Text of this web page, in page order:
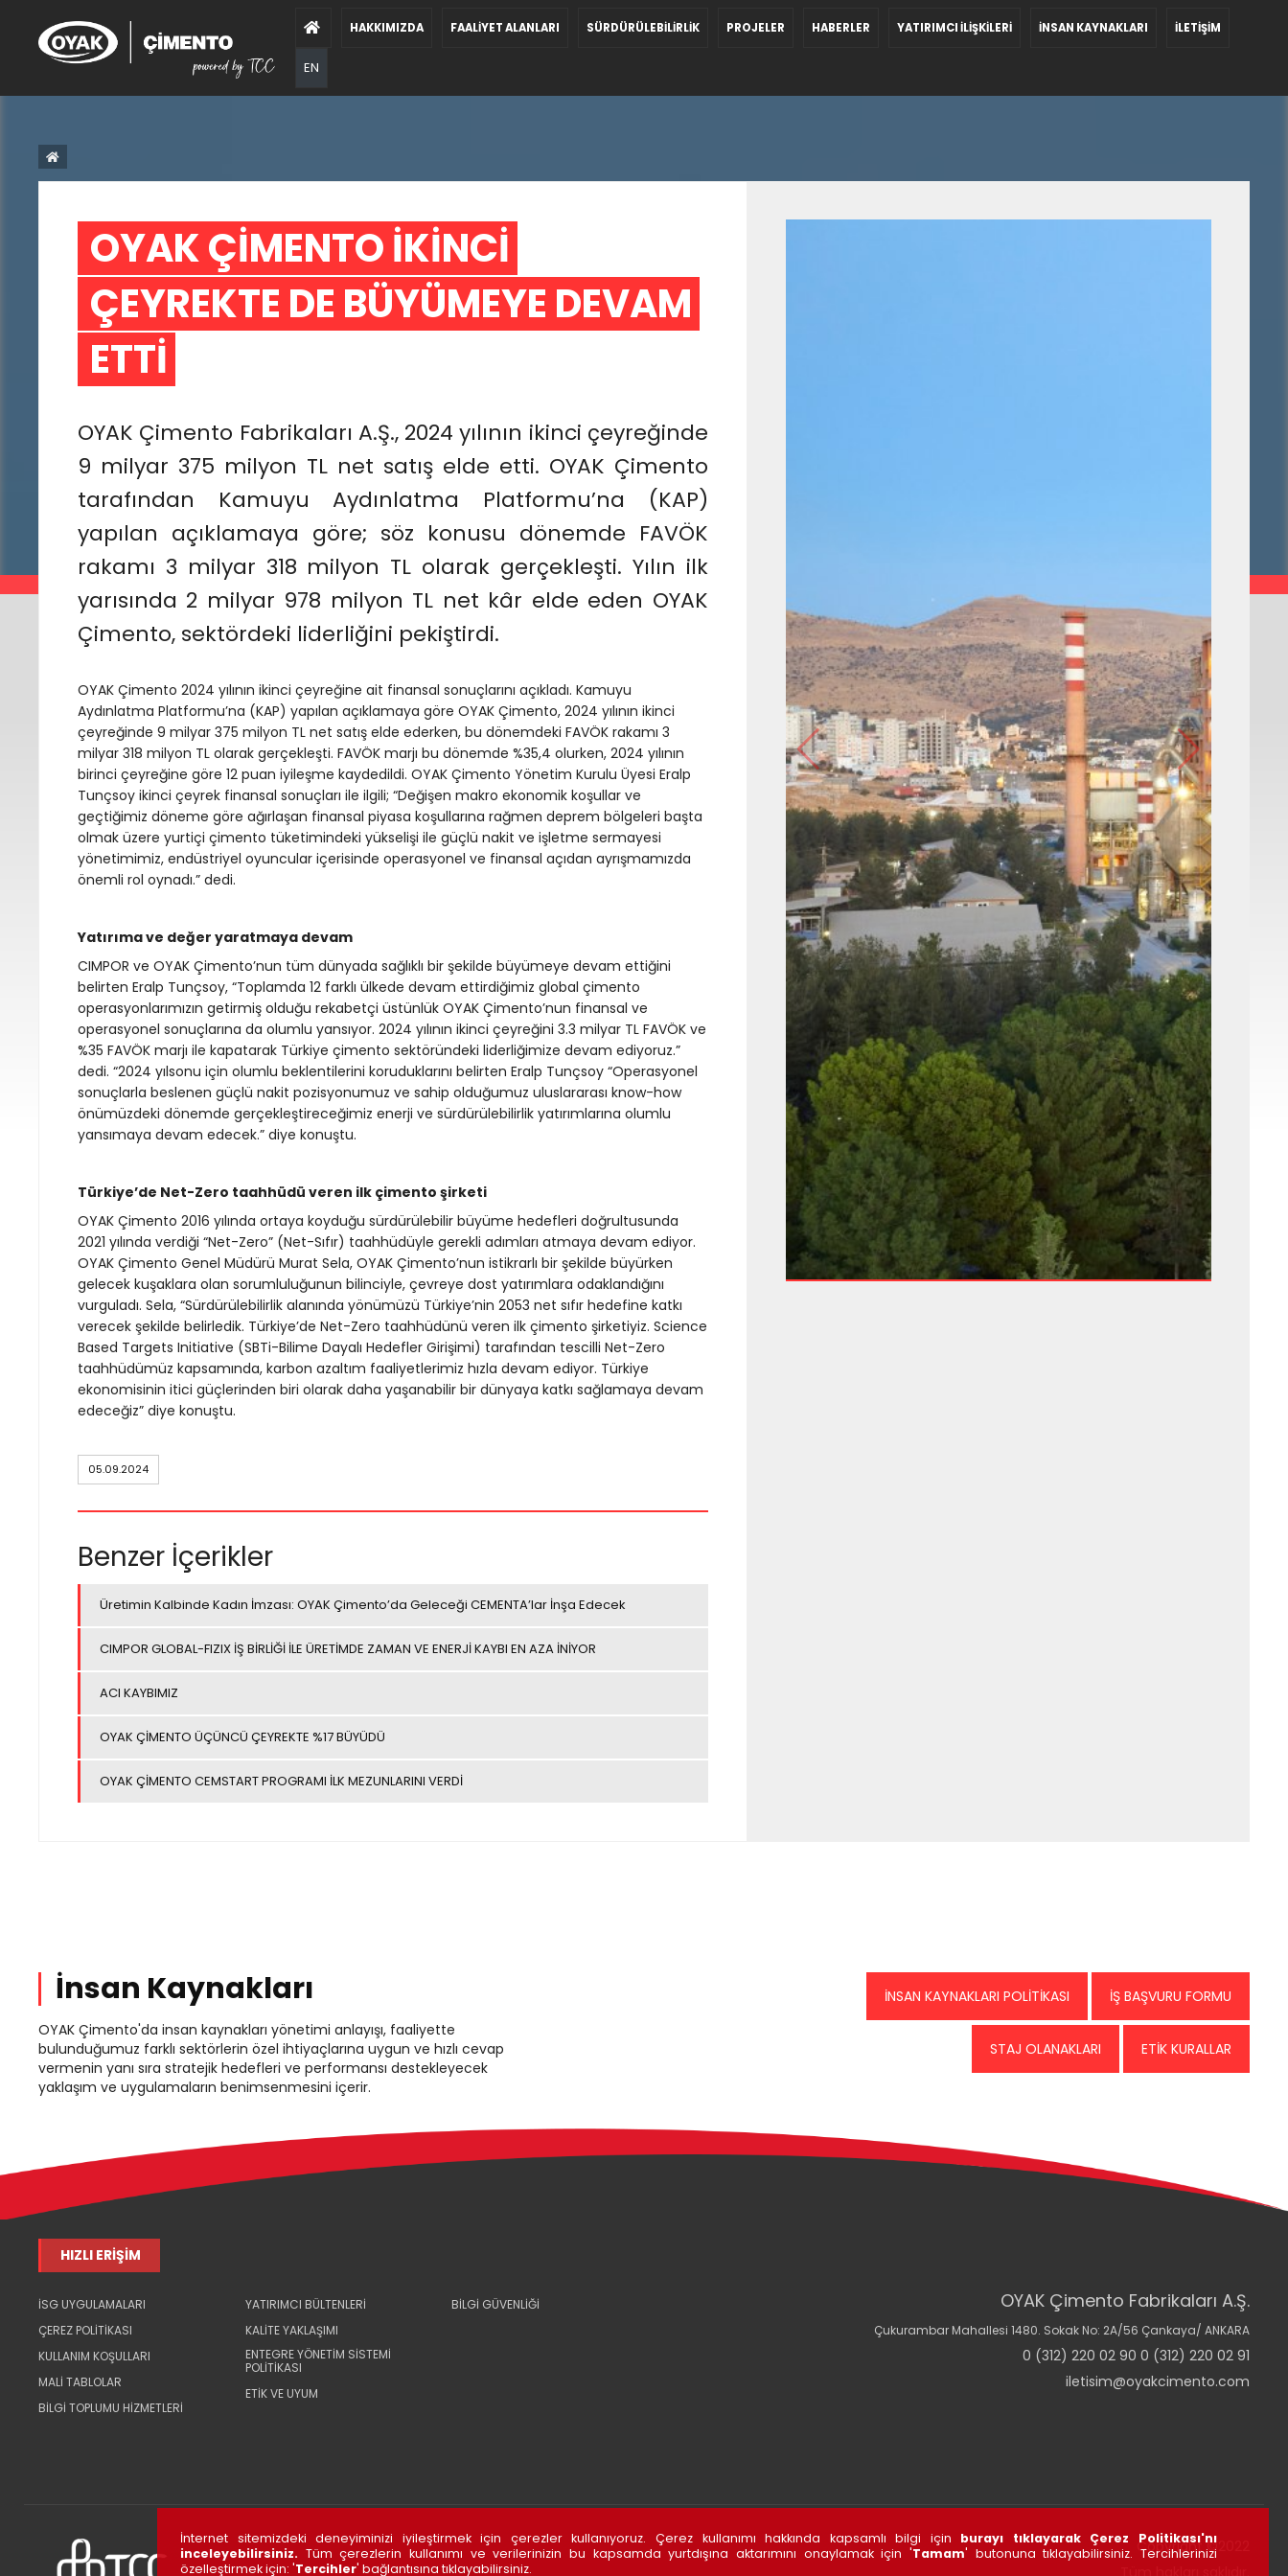
HAKKIMIZDA FAALİYET ALANLARI SÜRDÜRÜLEBİLİRLİK PROJELER HABERLER YATIRIMCI İLİŞKİLERİ İNSAN KAYNAKLARI İLETİŞİM
EN
OYAK ÇİMENTO İKİNCİ
ÇEYREKTE DE BÜYÜMEYE DEVAM
ETTİ
OYAK Çimento Fabrikaları A.Ş., 2024 yılının ikinci çeyreğinde
9 milyar 375 milyon TL net satış elde etti. OYAK Çimento
tarafından Kamuyu Aydınlatma Platformu’na (KAP)
yapılan açıklamaya göre; söz konusu dönemde FAVÖK
rakamı 3 milyar 318 milyon TL olarak gerçekleşti. Yılın ilk
yarısında 2 milyar 978 milyon TL net kâr elde eden OYAK
Çimento, sektördeki liderliğini pekiştirdi.
OYAK Çimento 2024 yılının ikinci çeyreğine ait finansal sonuçlarını açıkladı. Kamuyu
Aydınlatma Platformu’na (KAP) yapılan açıklamaya göre OYAK Çimento, 2024 yılının ikinci
çeyreğinde 9 milyar 375 milyon TL net satış elde ederken, bu dönemdeki FAVÖK rakamı 3
milyar 318 milyon TL olarak gerçekleşti. FAVÖK marjı bu dönemde %35,4 olurken, 2024 yılının
birinci çeyreğine göre 12 puan iyileşme kaydedildi. OYAK Çimento Yönetim Kurulu Üyesi Eralp
Tunçsoy ikinci çeyrek finansal sonuçları ile ilgili; “Değişen makro ekonomik koşullar ve
geçtiğimiz döneme göre ağırlaşan finansal piyasa koşullarına rağmen deprem bölgeleri başta
olmak üzere yurtiçi çimento tüketimindeki yükselişi ile güçlü nakit ve işletme sermayesi
yönetimimiz, endüstriyel oyuncular içerisinde operasyonel ve finansal açıdan ayrışmamızda
önemli rol oynadı.” dedi.
Yatırıma ve değer yaratmaya devam
CIMPOR ve OYAK Çimento’nun tüm dünyada sağlıklı bir şekilde büyümeye devam ettiğini
belirten Eralp Tunçsoy, “Toplamda 12 farklı ülkede devam ettirdiğimiz global çimento
operasyonlarımızın getirmiş olduğu rekabetçi üstünlük OYAK Çimento’nun finansal ve
operasyonel sonuçlarına da olumlu yansıyor. 2024 yılının ikinci çeyreğini 3.3 milyar TL FAVÖK ve
%35 FAVÖK marjı ile kapatarak Türkiye çimento sektöründeki liderliğimize devam ediyoruz.”
dedi. “2024 yılsonu için olumlu beklentilerini koruduklarını belirten Eralp Tunçsoy “Operasyonel
sonuçlarla beslenen güçlü nakit pozisyonumuz ve sahip olduğumuz uluslararası know-how
önümüzdeki dönemde gerçekleştireceğimiz enerji ve sürdürülebilirlik yatırımlarına olumlu
yansımaya devam edecek.” diye konuştu.
Türkiye’de Net-Zero taahhüdü veren ilk çimento şirketi
OYAK Çimento 2016 yılında ortaya koyduğu sürdürülebilir büyüme hedefleri doğrultusunda
2021 yılında verdiği “Net-Zero” (Net-Sıfır) taahhüdüyle gerekli adımları atmaya devam ediyor.
OYAK Çimento Genel Müdürü Murat Sela, OYAK Çimento’nun istikrarlı bir şekilde büyürken
gelecek kuşaklara olan sorumluluğunun bilinciyle, çevreye dost yatırımlara odaklandığını
vurguladı. Sela, “Sürdürülebilirlik alanında yönümüzü Türkiye’nin 2053 net sıfır hedefine katkı
verecek şekilde belirledik. Türkiye’de Net-Zero taahhüdünü veren ilk çimento şirketiyiz. Science
Based Targets Initiative (SBTi-Bilime Dayalı Hedefler Girişimi) tarafından tescilli Net-Zero
taahhüdümüz kapsamında, karbon azaltım faaliyetlerimiz hızla devam ediyor. Türkiye
ekonomisinin itici güçlerinden biri olarak daha yaşanabilir bir dünyaya katkı sağlamaya devam
edeceğiz” diye konuştu.
05.09.2024
Benzer İçerikler
Üretimin Kalbinde Kadın İmzası: OYAK Çimento’da Geleceği CEMENTA’lar İnşa Edecek
CIMPOR GLOBAL-FIZIX İŞ BİRLİĞİ İLE ÜRETİMDE ZAMAN VE ENERJİ KAYBI EN AZA İNİYOR
ACI KAYBIMIZ
OYAK ÇİMENTO ÜÇÜNCÜ ÇEYREKTE %17 BÜYÜDÜ
OYAK ÇİMENTO CEMSTART PROGRAMI İLK MEZUNLARINI VERDİ
İnsan Kaynakları
OYAK Çimento'da insan kaynakları yönetimi anlayışı, faaliyette
bulunduğumuz farklı sektörlerin özel ihtiyaçlarına uygun ve hızlı cevap
vermenin yanı sıra stratejik hedefleri ve performansı destekleyecek
yaklaşım ve uygulamaların benimsenmesini içerir.
İNSAN KAYNAKLARI POLİTİKASI İŞ BAŞVURU FORMU
STAJ OLANAKLARI ETİK KURALLAR
HIZLI ERİŞİM
İSG UYGULAMALARI
ÇEREZ POLİTİKASI
KULLANIM KOŞULLARI
MALİ TABLOLAR
BİLGİ TOPLUMU HİZMETLERİ
YATIRIMCI BÜLTENLERİ
KALİTE YAKLAŞIMI
ENTEGRE YÖNETİM SİSTEMİ
POLİTİKASI
ETİK VE UYUM
BİLGİ GÜVENLİĞİ OYAK Çimento Fabrikaları A.Ş.
Çukurambar Mahallesi 1480. Sokak No: 2A/56 Çankaya/ ANKARA
0 (312) 220 02 90 0 (312) 220 02 91
iletisim@oyakcimento.com
Copyright ©2022
İnternet sitemizdeki deneyiminizi iyileştirmek için çerezler kullanıyoruz. Çerez kullanımı hakkında kapsamlı bilgi için burayı tıklayarak Çerez Politikası'nı
inceleyebilirsiniz. Tüm çerezlerin kullanımı ve verilerinizin bu kapsamda yurtdışına aktarımını onaylamak için 'Tamam' butonuna tıklayabilirsiniz. Tercihlerinizi
özelleştirmek için: 'Tercihler' bağlantısına tıklayabilirsiniz.